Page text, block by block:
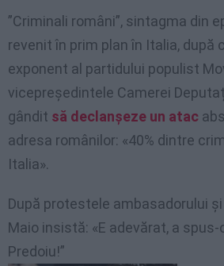
”Criminali români”, sintagma din
revenit în prim plan în Italia, după
exponent al partidului populist
vicepreședintele Camerei
gândit să declanșeze un atac
adresa românilor: «40% dintre
Italia».
După protestele ambasadorului
Maio insistă: «E adevărat, a
Predoiu!”